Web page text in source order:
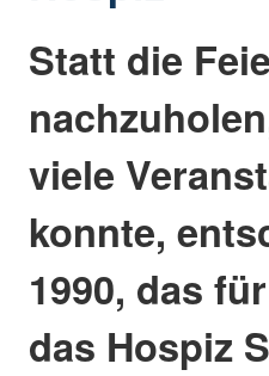
Statt die
viele
konnte,
1990, das
das Hospiz